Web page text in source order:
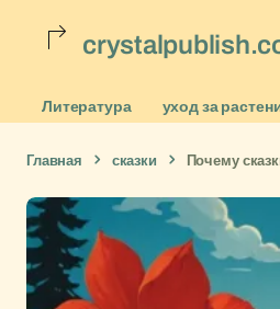
Литература уход за
Главная сказки Почему